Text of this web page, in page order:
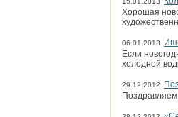
Хорошая
06.01.2013
Если
холодной
29.12.2012